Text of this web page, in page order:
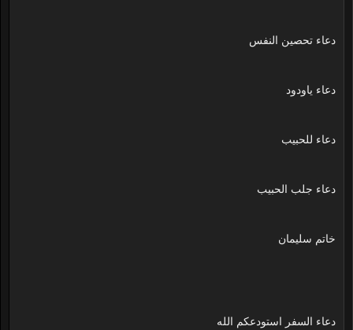
دعاء تحصين النفس
دعاء ياودود
دعاء للحبيب
دعاء جلب الحبيب
خاتم سليمان
دعاء السفر استودعكم الله